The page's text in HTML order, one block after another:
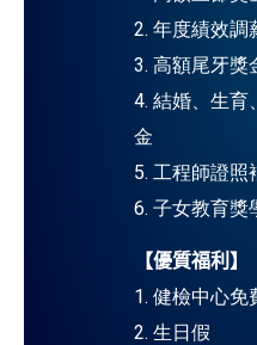
2. 年度績效調
3. 高額尾牙獎
4. 結婚、生育
金
5. 工程師證照
6. 子女教育獎
【優質福利】
1. 健檢中心免
2. 生日假